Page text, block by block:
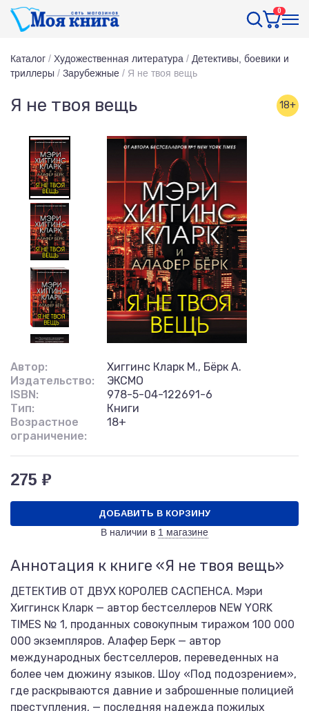
0
Каталог / Художественная литература / Детективы, боевики и
триллеры / Зарубежные / Я не твоя вещь
Я не твоя вещь 18+
Автор:
Хиггинс Кларк М., Бёрк А.
Издательство:
ЭКСМО
ISBN:
978-5-04-122691-6
Тип:
Книги
Возрастное
ограничение:
18+
275 ₽
ДОБАВИТЬ В КОРЗИНУ
В наличии в 1 магазине
Аннотация к книге «Я не твоя вещь»
ДЕТЕКТИВ ОТ ДВУХ КОРОЛЕВ САСПЕНСА. Мэри
Хиггинск Кларк — автор бестселлеров NEW YORK
TIMES № 1, проданных совокупным тиражом 100 000
000 экземпляров. Алафер Берк — автор
международных бестселлеров, переведенных на
более чем дюжину языков. Шоу «Под подозрением»,
где раскрываются давние и заброшенные полицией
преступления, — последняя надежда пожилых